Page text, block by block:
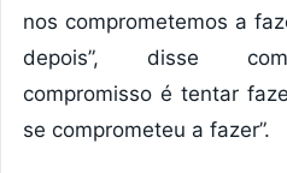
nos comprometemos a
depois”, disse
compromisso é tentar
se comprometeu a fazer”.